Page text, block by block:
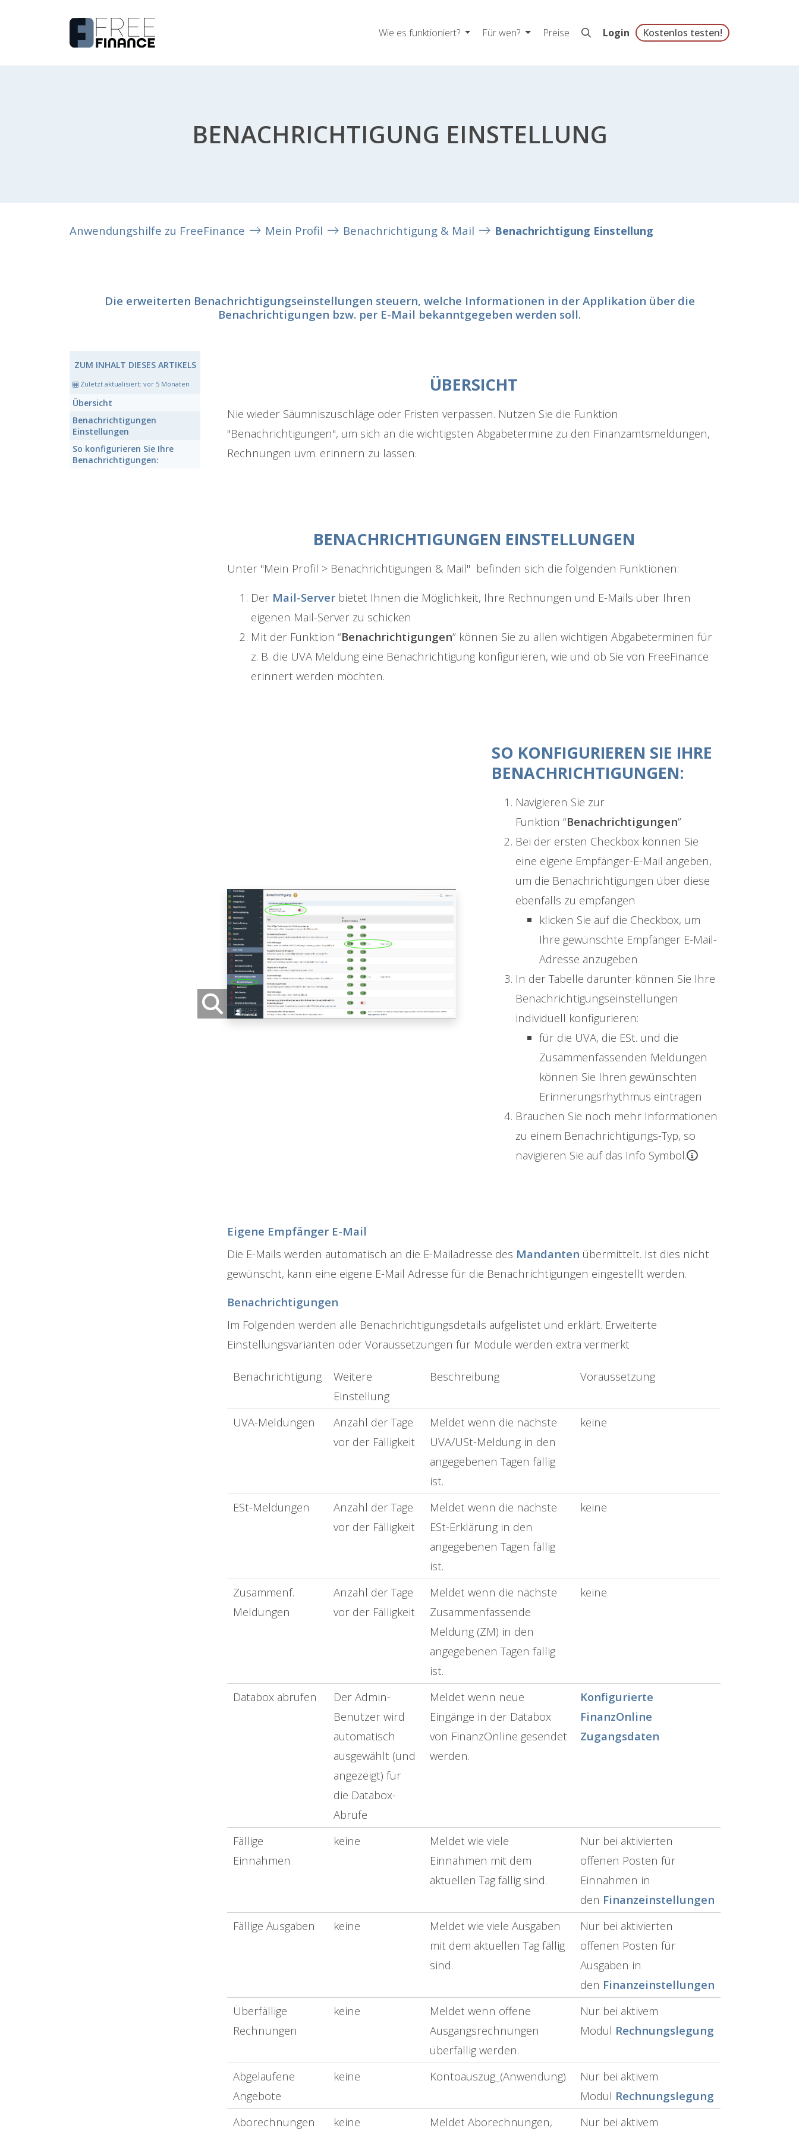
Wie es funktioniert? Für wen? Preise Login Kostenlos testen!
BENACHRICHTIGUNG EINSTELLUNG
Anwendungshilfe zu FreeFinance Mein Profil Benachrichtigung & Mail Benachrichtigung Einstellung
Die erweiterten Benachrichtigungseinstellungen steuern, welche Informationen in der Applikation über die
Benachrichtigungen bzw. per E-Mail bekanntgegeben werden soll.
ZUM INHALT DIESES ARTIKELS
Zuletzt aktualisiert: vor 5 Monaten
Übersicht
Benachrichtigungen
Einstellungen
So konfigurieren Sie Ihre
Benachrichtigungen:
ÜBERSICHT
Nie wieder Säumniszuschläge oder Fristen verpassen. Nutzen Sie die Funktion
"Benachrichtigungen", um sich an die wichtigsten Abgabetermine zu den Finanzamtsmeldungen,
Rechnungen uvm. erinnern zu lassen.
BENACHRICHTIGUNGEN EINSTELLUNGEN
Unter "Mein Profil > Benachrichtigungen & Mail" befinden sich die folgenden Funktionen:
Der Mail-Server bietet Ihnen die Möglichkeit, Ihre Rechnungen und E-Mails über Ihren
eigenen Mail-Server zu schicken
Mit der Funktion “Benachrichtigungen” können Sie zu allen wichtigen Abgabeterminen für
z. B. die UVA Meldung eine Benachrichtigung konfigurieren, wie und ob Sie von FreeFinance
erinnert werden möchten.
SO KONFIGURIEREN SIE IHRE
BENACHRICHTIGUNGEN:
Navigieren Sie zur
Funktion “Benachrichtigungen”
Bei der ersten Checkbox können Sie
eine eigene Empfänger-E-Mail angeben,
um die Benachrichtigungen über diese
ebenfalls zu empfangen
klicken Sie auf die Checkbox, um
Ihre gewünschte Empfänger E-Mail-
Adresse anzugeben
In der Tabelle darunter können Sie Ihre
Benachrichtigungseinstellungen
individuell konfigurieren:
für die UVA, die ESt. und die
Zusammenfassenden Meldungen
können Sie Ihren gewünschten
Erinnerungsrhythmus eintragen
Brauchen Sie noch mehr Informationen
zu einem Benachrichtigungs-Typ, so
navigieren Sie auf das Info Symbol.
Eigene Empfänger E-Mail
Die E-Mails werden automatisch an die E-Mailadresse des Mandanten übermittelt. Ist dies nicht
gewünscht, kann eine eigene E-Mail Adresse für die Benachrichtigungen eingestellt werden.
Benachrichtigungen
Im Folgenden werden alle Benachrichtigungsdetails aufgelistet und erklärt. Erweiterte
Einstellungsvarianten oder Voraussetzungen für Module werden extra vermerkt
Benachrichtigung
Weitere
Einstellung
Beschreibung Voraussetzung
UVA-Meldungen
Anzahl der Tage
vor der Fälligkeit
Meldet wenn die nächste
UVA/USt-Meldung in den
angegebenen Tagen fällig
ist.
keine
ESt-Meldungen
Anzahl der Tage
vor der Fälligkeit
Meldet wenn die nächste
ESt-Erklärung in den
angegebenen Tagen fällig
ist.
keine
Zusammenf.
Meldungen
Anzahl der Tage
vor der Fälligkeit
Meldet wenn die nächste
Zusammenfassende
Meldung (ZM) in den
angegebenen Tagen fällig
ist.
keine
Databox abrufen
Der Admin-
Benutzer wird
automatisch
ausgewählt (und
angezeigt) für
die Databox-
Abrufe
Meldet wenn neue
Eingänge in der Databox
von FinanzOnline gesendet
werden.
Konfigurierte
FinanzOnline
Zugangsdaten
Fällige
Einnahmen
keine
Meldet wie viele
Einnahmen mit dem
aktuellen Tag fällig sind.
Nur bei aktivierten
offenen Posten für
Einnahmen in
den Finanzeinstellungen
Fällige Ausgaben
keine
Meldet wie viele Ausgaben
mit dem aktuellen Tag fällig
sind.
Nur bei aktivierten
offenen Posten für
Ausgaben in
den Finanzeinstellungen
Überfällige
Rechnungen
keine
Meldet wenn offene
Ausgangsrechnungen
überfällig werden.
Nur bei aktivem
Modul Rechnungslegung
Abgelaufene
Angebote
keine Kontoauszug_(Anwendung)
Nur bei aktivem
Modul Rechnungslegung
Aborechnungen
keine Meldet Aborechnungen, Nur bei aktivem